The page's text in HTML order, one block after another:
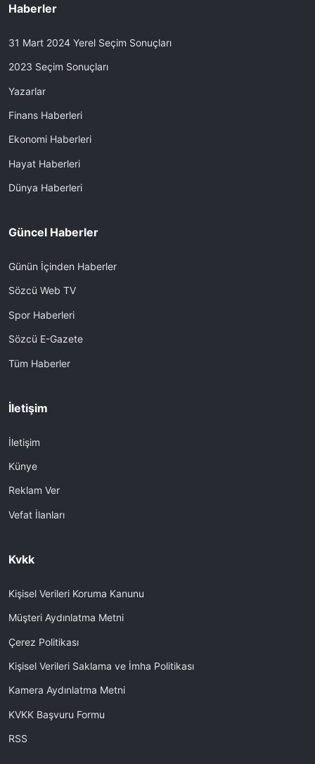
Haberler
31 Mart 2024 Yerel Seçim Sonuçları
2023 Seçim Sonuçları
Yazarlar
Finans Haberleri
Ekonomi Haberleri
Hayat Haberleri
Dünya Haberleri
Güncel Haberler
Günün İçinden Haberler
Sözcü Web TV
Spor Haberleri
Sözcü E-Gazete
Tüm Haberler
İletişim
İletişim
Künye
Reklam Ver
Vefat İlanları
Kvkk
Kişisel Verileri Koruma Kanunu
Müşteri Aydınlatma Metni
Çerez Politikası
Kişisel Verileri Saklama ve İmha Politikası
Kamera Aydınlatma Metni
KVKK Başvuru Formu
RSS